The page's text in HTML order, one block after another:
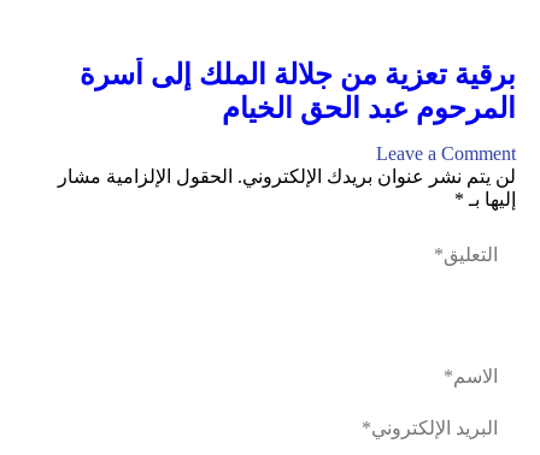
برقية تعزية من جلالة الملك إلى أسرة
المرحوم عبد الحق الخيام
Leave a Comment
لن يتم نشر عنوان بريدك الإلكتروني. الحقول الإلزامية مشار
إليها بـ *